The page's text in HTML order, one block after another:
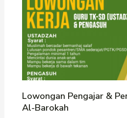
Lowongan Pengajar &
Al-Barokah